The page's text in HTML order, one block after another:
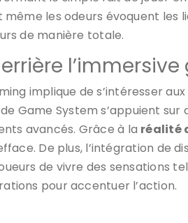
les odeurs évoquent les
de manière totale.
implique de s’intéresser
Game System s’appuient
avancés. Grâce à la réalité
De plus, l’intégration de
de vivre des sensations
pour accentuer l’action.